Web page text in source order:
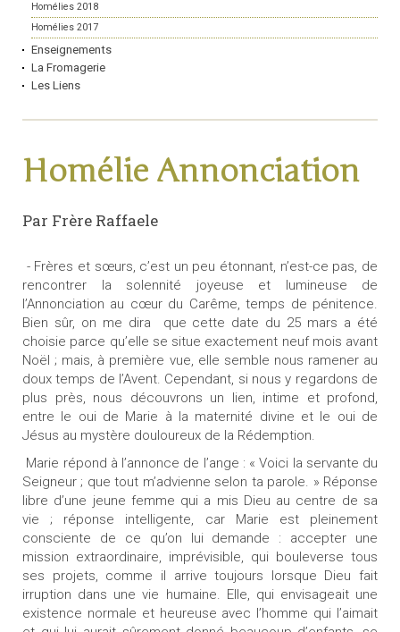
Homélies 2018
Homélies 2017
Enseignements
La Fromagerie
Les Liens
Homélie Annonciation
Par Frère Raffaele
- Frères et sœurs, c’est un peu étonnant, n’est-ce pas, de
rencontrer la solennité joyeuse et lumineuse de
l’Annonciation au cœur du Carême, temps de pénitence.
Bien sûr, on me dira que cette date du 25 mars a été
choisie parce qu’elle se situe exactement neuf mois avant
Noël ; mais, à première vue, elle semble nous ramener au
doux temps de l’Avent. Cependant, si nous y regardons de
plus près, nous découvrons un lien, intime et profond,
entre le oui de Marie à la maternité divine et le oui de
Jésus au mystère douloureux de la Rédemption.
Marie répond à l’annonce de l’ange : « Voici la servante du
Seigneur ; que tout m’advienne selon ta parole. » Réponse
libre d’une jeune femme qui a mis Dieu au centre de sa
vie ; réponse intelligente, car Marie est pleinement
consciente de ce qu’on lui demande : accepter une
mission extraordinaire, imprévisible, qui bouleverse tous
ses projets, comme il arrive toujours lorsque Dieu fait
irruption dans une vie humaine. Elle, qui envisageait une
existence normale et heureuse avec l’homme qui l’aimait